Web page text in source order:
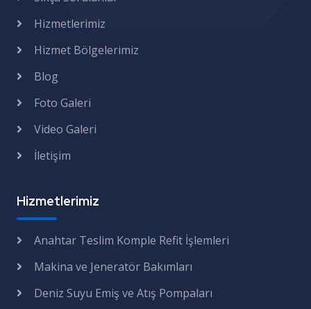
Hizmetlerimiz
Hizmet Bölgelerimiz
Blog
Foto Galeri
Video Galeri
İletişim
Hizmetlerimiz
Anahtar Teslim Komple Refit İşlemleri
Makina ve Jeneratör Bakımları
Deniz Suyu Emiş ve Atış Pompaları